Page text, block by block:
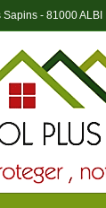
- 81000 ALBI